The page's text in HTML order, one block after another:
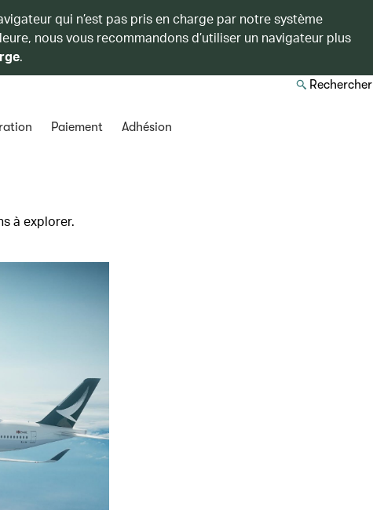
qui n’est pas pris en charge par notre système
nous vous recommandons d’utiliser un navigateur plus
.
Rechercher
Paiement Adhésion
à explorer.